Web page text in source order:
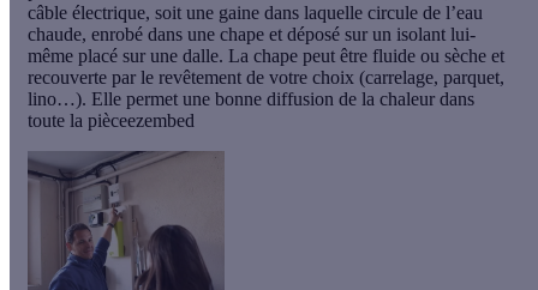
câble électrique, soit une gaine dans laquelle circule de l’eau
chaude, enrobé dans une chape et déposé sur un isolant lui-
même placé sur une dalle. La chape peut être fluide ou sèche et
recouverte par le revêtement de votre choix (carrelage, parquet,
lino…). Elle permet une bonne diffusion de la chaleur dans
toute la pièceezembed